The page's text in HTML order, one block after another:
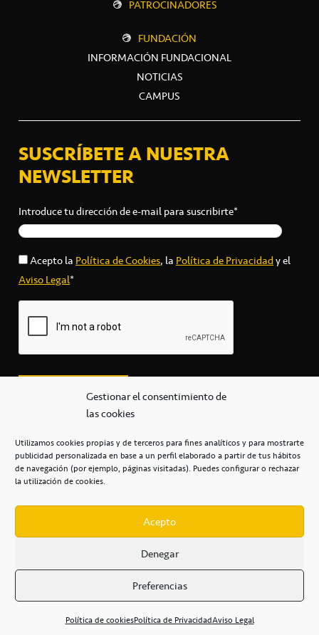
Gestionar el consentimiento de
las cookies
Utilizamos cookies propias y de terceros para fines analíticos y para mostrarte
publicidad personalizada en base a un perfil elaborado a partir de tus hábitos
de navegación (por ejemplo, páginas visitadas). Puedes configurar o rechazar
la utilización de cookies.
Acepto
Denegar
Preferencias
Política de cookiesPolítica de PrivacidadAviso Legal
PATROCINADORES
FUNDACIÓN
INFORMACIÓN FUNDACIONAL
NOTICIAS
CAMPUS
SUSCRÍBETE A NUESTRA
NEWSLETTER
Introduce tu dirección de e-mail para suscribirte*
Acepto laPolítica de Cookies, laPolítica de Privacidady el
Aviso Legal*
secretaria@cbcanarias.es
+34 922 253 684
Casa del Deporte / 38108 – La Laguna
POLÍTICA DE PRIVACIDAD / POLÍTICA DE COOKIES /
AVISO LEGAL / CONDICIONES